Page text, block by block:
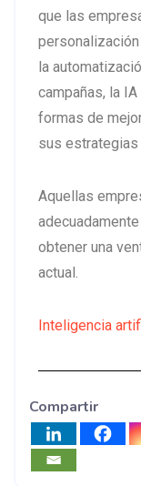
que las
la
campañas, la
formas de
sus estrategias
Aquellas
obtener una
actual.
Inteligencia
Compartir